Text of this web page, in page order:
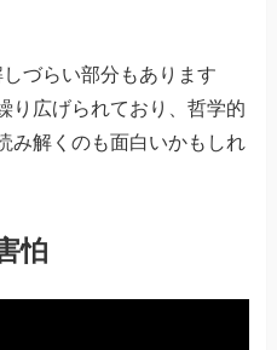
づらい部分もあります
り広げられており、哲学的
み解くのも面白いかもしれ
怕